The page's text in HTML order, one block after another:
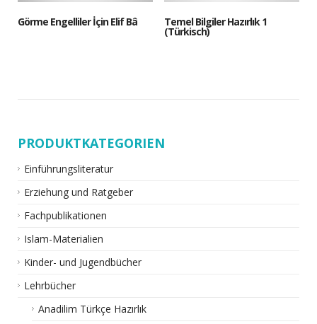
Görme Engelliler İçin Elif Bâ Temel Bilgiler Hazırlık 1
(Türkisch)
PRODUKTKATEGORIEN
Einführungsliteratur
Erziehung und Ratgeber
Fachpublikationen
Islam-Materialien
Kinder- und Jugendbücher
Lehrbücher
Anadilim Türkçe Hazırlık